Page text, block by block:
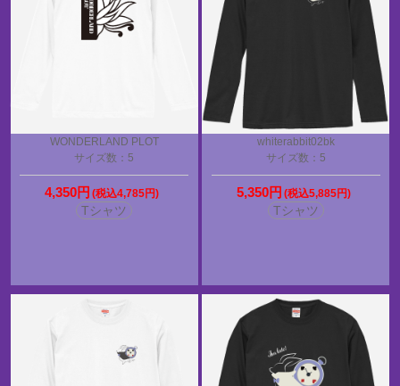
WONDERLAND PLOT
サイズ数：5
4,350円 (税込4,785円)
Tシャツ
whiterabbit02bk
サイズ数：5
5,350円 (税込5,885円)
Tシャツ